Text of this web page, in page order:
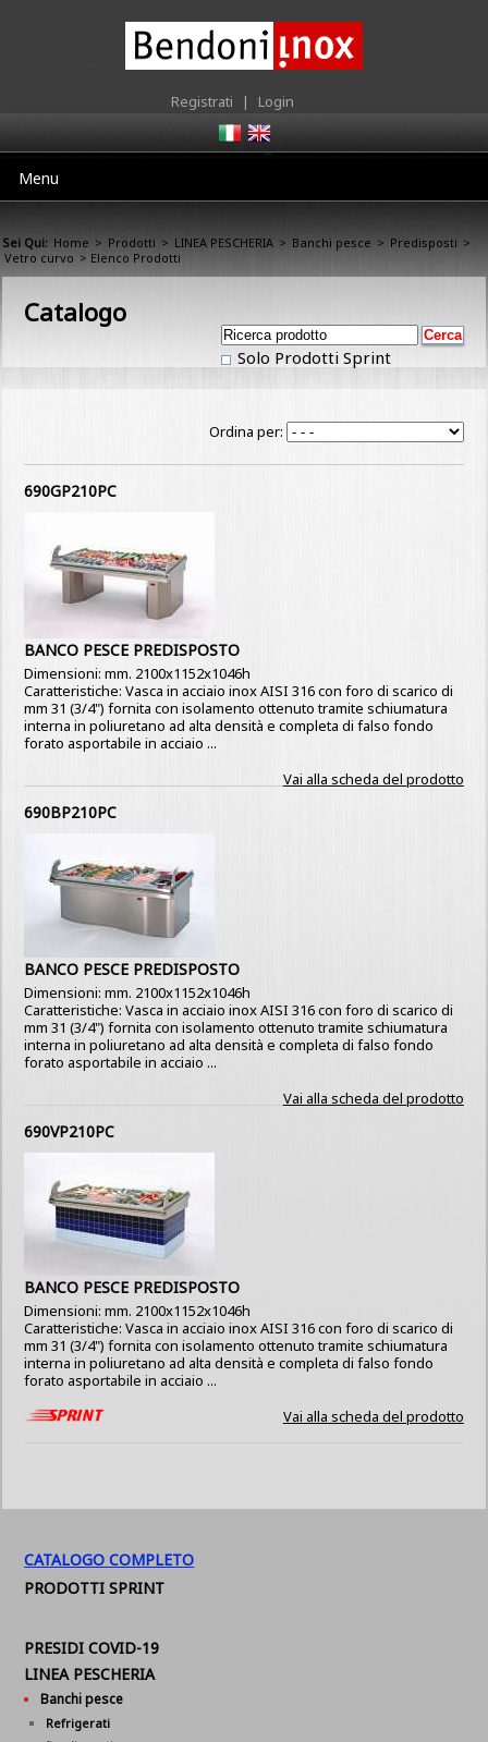
Registrati | Login
Menu
Sei Qui: Home > Prodotti > LINEA PESCHERIA > Banchi pesce > Predisposti >
Vetro curvo > Elenco Prodotti
Catalogo
Solo Prodotti Sprint
Ordina per:
690GP210PC
BANCO PESCE PREDISPOSTO
Dimensioni: mm. 2100x1152x1046h
Caratteristiche: Vasca in acciaio inox AISI 316 con foro di scarico di
mm 31 (3/4") fornita con isolamento ottenuto tramite schiumatura
interna in poliuretano ad alta densità e completa di falso fondo
forato asportabile in acciaio ...
Vai alla scheda del prodotto
690BP210PC
BANCO PESCE PREDISPOSTO
Dimensioni: mm. 2100x1152x1046h
Caratteristiche: Vasca in acciaio inox AISI 316 con foro di scarico di
mm 31 (3/4") fornita con isolamento ottenuto tramite schiumatura
interna in poliuretano ad alta densità e completa di falso fondo
forato asportabile in acciaio ...
Vai alla scheda del prodotto
690VP210PC
BANCO PESCE PREDISPOSTO
Dimensioni: mm. 2100x1152x1046h
Caratteristiche: Vasca in acciaio inox AISI 316 con foro di scarico di
mm 31 (3/4") fornita con isolamento ottenuto tramite schiumatura
interna in poliuretano ad alta densità e completa di falso fondo
forato asportabile in acciaio ...
Vai alla scheda del prodotto
CATALOGO COMPLETO
PRODOTTI SPRINT
PRESIDI COVID-19
LINEA PESCHERIA
Banchi pesce
Refrigerati